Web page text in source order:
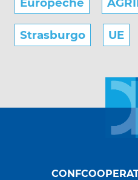
Strasburgo UE